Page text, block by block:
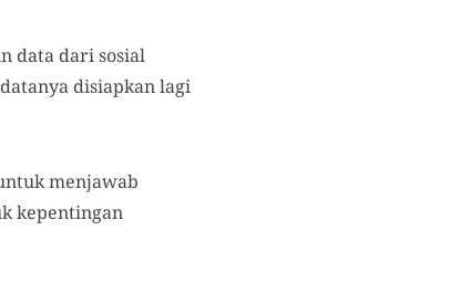
data dari sosial
disiapkan lagi
menjawab
kepentingan